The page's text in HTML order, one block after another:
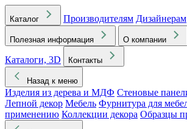
Каталог Производителям Дизайнерам
Полезная информация О компании
Каталоги, 3D
Контакты
Назад к меню
Изделия из дерева и МДФ Стеновые
Лепной декор Мебель Фурнитура для
применению Коллекции декора Образцы